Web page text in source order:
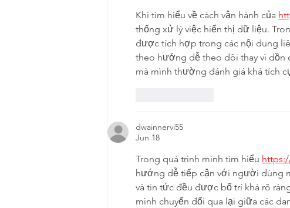
Khi tìm hiểu về cách vận hành của
thống xử lý việc hiển thị dữ liệu.
được tích hợp trong các nội dung
theo hướng dễ theo dõi thay vì dồn
mà mình thường đánh giá khá tích
dwainnervi55
Jun 18
Trong quá trình mình tìm hiểu
hướng dễ tiếp cận với người dùng
và tin tức đều được bố trí khá rõ
mình chuyển đổi qua lại giữa các